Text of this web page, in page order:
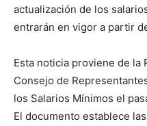
actualización de los
entrarán en vigor a partir
Esta noticia proviene de la
Consejo de
los Salarios Mínimos el
El documento establece